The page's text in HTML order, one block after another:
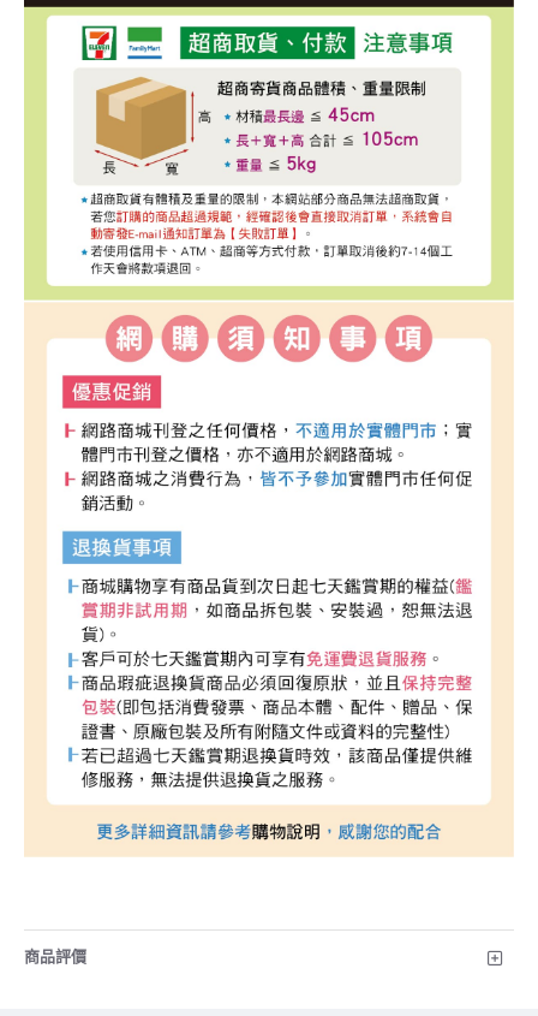
商品評價